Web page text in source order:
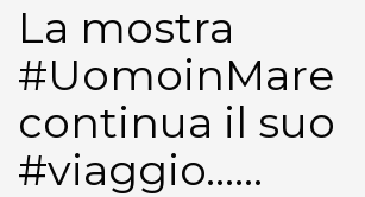
La mostra
#UomoinMare
continua il suo
#viaggio……